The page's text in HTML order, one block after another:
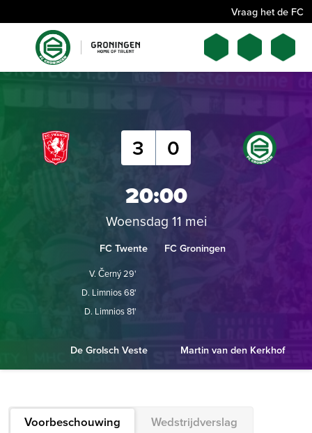
Vraag het de FC
FC Twente
V. Černý 29'
D. Limnios 68'
D. Limnios 81'
3 0
20:00
Woensdag 11 mei
FC Groningen
De Grolsch Veste Martin van den Kerkhof
Voorbeschouwing Wedstrijdverslag